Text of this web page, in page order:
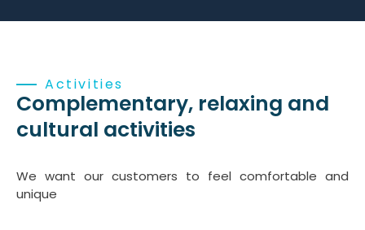
Activities
Complementary, relaxing and
cultural activities
We want our customers to feel comfortable and
unique